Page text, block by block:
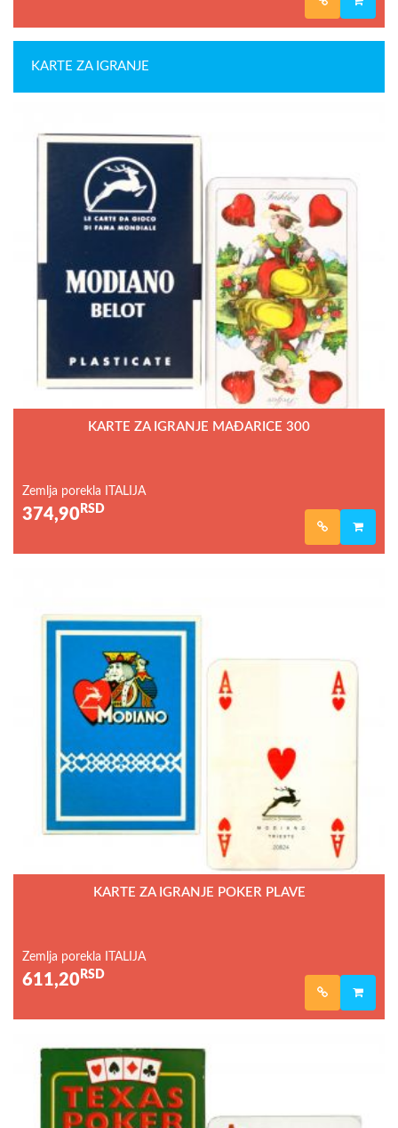
KARTE ZA IGRANJE
KARTE ZA IGRANJE MAĐARICE 300
Zemlja porekla ITALIJA
374,90 RSD
KARTE ZA IGRANJE POKER PLAVE
Zemlja porekla ITALIJA
611,20 RSD